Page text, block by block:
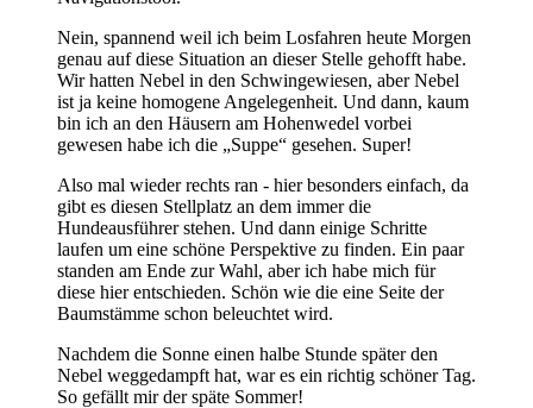
Nein, spannend weil ich beim Losfahren heute Morgen
genau auf diese Situation an dieser Stelle gehofft habe.
Wir hatten Nebel in den Schwingewiesen, aber Nebel
ist ja keine homogene Angelegenheit. Und dann, kaum
bin ich an den Häusern am Hohenwedel vorbei
gewesen habe ich die „Suppe“ gesehen. Super!
Also mal wieder rechts ran - hier besonders einfach, da
gibt es diesen Stellplatz an dem immer die
Hundeausführer stehen. Und dann einige Schritte
laufen um eine schöne Perspektive zu finden. Ein paar
standen am Ende zur Wahl, aber ich habe mich für
diese hier entschieden. Schön wie die eine Seite der
Baumstämme schon beleuchtet wird.
Nachdem die Sonne einen halbe Stunde später den
Nebel weggedampft hat, war es ein richtig schöner Tag.
So gefällt mir der späte Sommer!